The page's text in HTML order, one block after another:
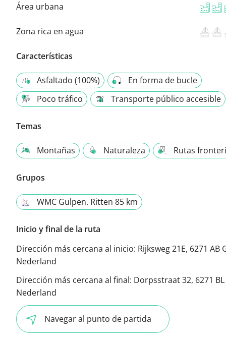
Área urbana
Zona rica en agua
Características
Asfaltado (100%)
En forma de bucle
Poco tráfico
Transporte público accesible
Temas
Montañas Naturaleza Rutas
Grupos
WMC Gulpen. Ritten 85 km
Inicio y final de la ruta
Dirección más cercana al inicio: Rijksweg 21E, 6271 AB
Nederland
Dirección más cercana al final: Dorpsstraat 32, 6271
Nederland
Navegar al punto de partida